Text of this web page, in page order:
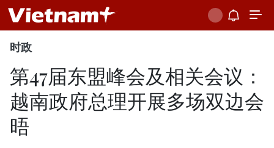
时政
第47届东盟峰会及相关会议：
越南政府总理开展多场双边会
晤